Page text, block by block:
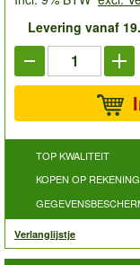
Levering vanaf
TOP KWALITEIT
KOPEN OP REKENING
Verlanglijstje